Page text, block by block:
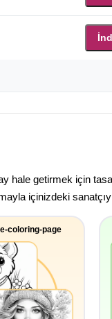
hale getirmek için
içinizdeki
coloring-page